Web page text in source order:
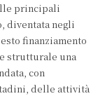
principali
diventata negli
finanziamento
strutturale una
con
delle attività